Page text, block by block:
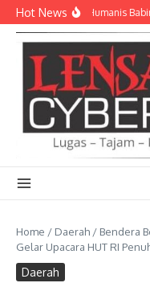
Lewati ke konten
Hot NewsPatroli Humanis
Home / Daerah / Bendera
Gelar Upacara HUT RI
Daerah